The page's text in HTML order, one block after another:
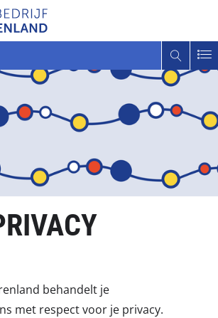
behandelt je
met respect voor je privacy.